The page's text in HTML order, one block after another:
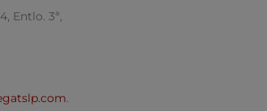
Entlo. 3ª,
.